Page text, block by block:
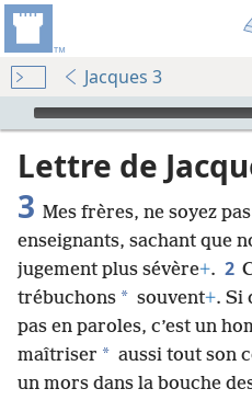
Jacques 3
Audio Player
Lettre de
3 Mes frères, ne soyez
enseignants, sachant que
jugement plus sévère+. 2
trébuchons * souvent+. Si
pas en paroles, c’est un
maîtriser * aussi tout son
un mors dans la bouche